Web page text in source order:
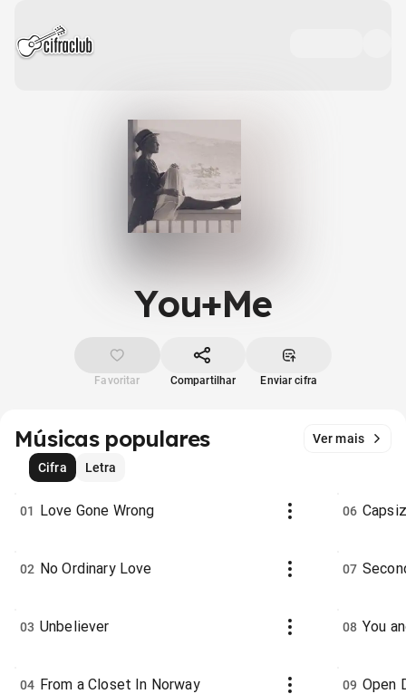
You+Me
Favoritar Compartilhar Enviar cifra
Músicas populares
Ver mais
Cifra
Letra
01 Love Gone Wrong
02 No Ordinary Love
03 Unbeliever
04 From a Closet In Norway
06
07
08 You
09 Open